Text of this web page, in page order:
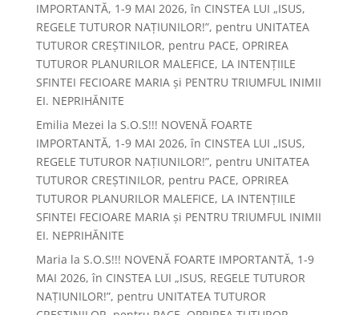
IMPORTANTĂ, 1-9 MAI 2026, în CINSTEA LUI „ISUS,
REGELE TUTUROR NAȚIUNILOR!”, pentru UNITATEA
TUTUROR CREȘTINILOR, pentru PACE, OPRIREA
TUTUROR PLANURILOR MALEFICE, LA INTENȚIILE
SFINTEI FECIOARE MARIA și PENTRU TRIUMFUL INIMII
EI. NEPRIHĂNITE
Emilia Mezei la S.O.S!!! NOVENĂ FOARTE
IMPORTANTĂ, 1-9 MAI 2026, în CINSTEA LUI „ISUS,
REGELE TUTUROR NAȚIUNILOR!”, pentru UNITATEA
TUTUROR CREȘTINILOR, pentru PACE, OPRIREA
TUTUROR PLANURILOR MALEFICE, LA INTENȚIILE
SFINTEI FECIOARE MARIA și PENTRU TRIUMFUL INIMII
EI. NEPRIHĂNITE
Maria la S.O.S!!! NOVENĂ FOARTE IMPORTANTĂ, 1-9
MAI 2026, în CINSTEA LUI „ISUS, REGELE TUTUROR
NAȚIUNILOR!”, pentru UNITATEA TUTUROR